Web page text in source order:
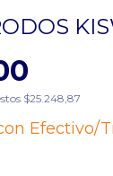
$25.248,87
Efectivo/